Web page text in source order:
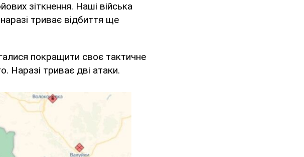
зіткнення. Наші війська
триває відбиття ще
покращити своє тактичне
Наразі триває дві атаки.